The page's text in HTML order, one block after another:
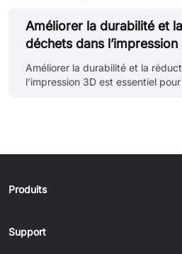
Améliorer la durabilité et
déchets dans l’impression
Améliorer la durabilité et la
l’impression 3D est essentiel
matériaux, en mettant en place
manufacturier plus respectue......
Produits
Support